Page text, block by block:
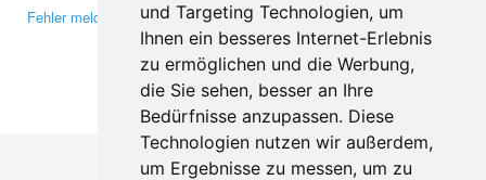
und Targeting Technologien, um
Ihnen ein besseres Internet-Erlebnis
zu ermöglichen und die Werbung,
die Sie sehen, besser an Ihre
Bedürfnisse anzupassen. Diese
Technologien nutzen wir außerdem,
um Ergebnisse zu messen, um zu
Fehler melden
YouTube
Google+
Makis© Copyright 2026